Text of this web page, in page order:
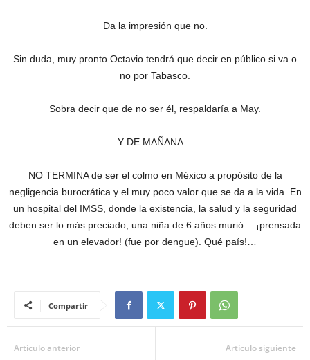
Da la impresión que no.
Sin duda, muy pronto Octavio tendrá que decir en público si va o
no por Tabasco.
Sobra decir que de no ser él, respaldaría a May.
Y DE MAÑANA…
NO TERMINA de ser el colmo en México a propósito de la
negligencia burocrática y el muy poco valor que se da a la vida. En
un hospital del IMSS, donde la existencia, la salud y la seguridad
deben ser lo más preciado, una niña de 6 años murió… ¡prensada
en un elevador! (fue por dengue). Qué país!…
Compartir
Artículo anterior Artículo siguiente